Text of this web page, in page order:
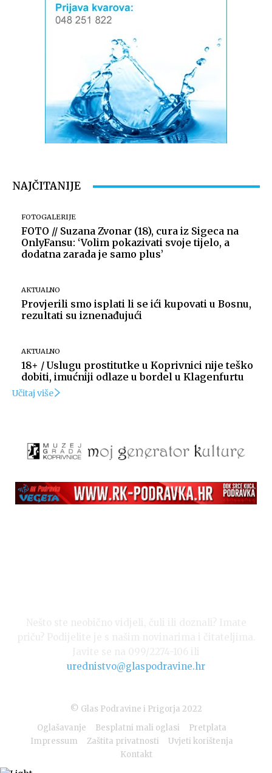
NAJČITANIJE
FOTOGALERIJE
FOTO // Suzana Zvonar (18), cura iz Sigeca na
OnlyFansu: ‘Volim pokazivati svoje tijelo, a
dodatna zarada je samo plus’
AKTUALNO
Provjerili smo isplati li se ići kupovati u Bosnu,
rezultati su iznenađujući
AKTUALNO
18+ / Uslugu prostitutke u Koprivnici nije teško
dobiti, imućniji odlaze u bordel u Klagenfurtu
Učitaj više
urednistvo@glaspodravine.hr
© Glas Podravine i Prigorja 2022
Oglašavanje
Besplatni mali oglasi
Pretplata
Impressum
Zaštita privatnosti
Uvjeti korištenja
Kontakt